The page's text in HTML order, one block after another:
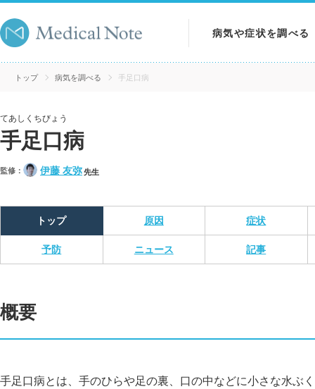
病気や症状を調べる
病気を調べる
トップ 病気を調べる 手足口病
てあしくちびょう
手足口病
監修： 伊藤 友弥先生
トップ 原因 症状
予防 ニュース 記事
概要
手足口病とは、手のひらや足の裏、口の中などに小さな水ぶ